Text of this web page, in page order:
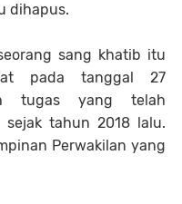
dihapus.
sang khatib itu
pada tanggal 27
tugas yang telah
tahun 2018 lalu.
Perwakilan yang